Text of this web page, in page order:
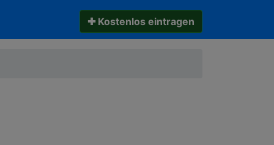
✚ Kostenlos eintragen